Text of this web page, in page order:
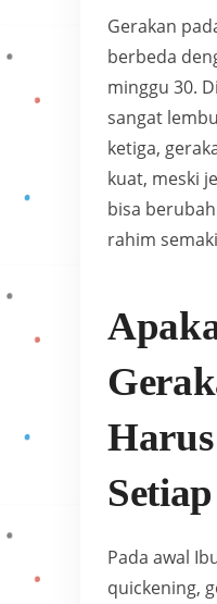
Gerakan
berbeda
minggu 30.
sangat
ketiga,
kuat, meski
bisa
rahim
Pada awal
quickening,